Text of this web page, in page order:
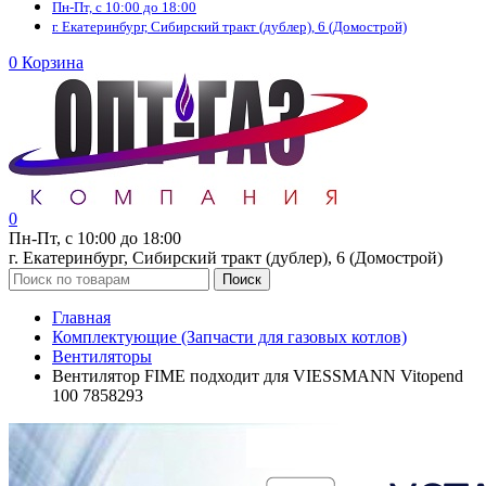
Пн-Пт, с 10:00 до 18:00
г. Екатеринбург, Сибирский тракт (дублер), 6 (Домострой)
0 Корзина
0
Пн-Пт, с 10:00 до 18:00
г. Екатеринбург, Сибирский тракт (дублер), 6 (Домострой)
Поиск
Главная
Комплектующие (Запчасти для газовых котлов)
Вентиляторы
Вентилятор FIME подходит для VIESSMANN Vitopend
100 7858293